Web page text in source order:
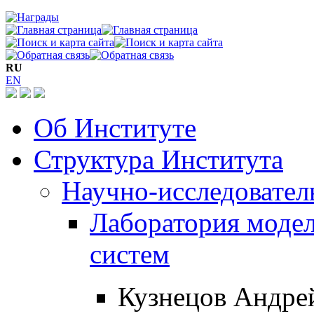
RU
EN
Об Институте
Структура Института
Научно-
Лаборатория
систем
Кузнецов